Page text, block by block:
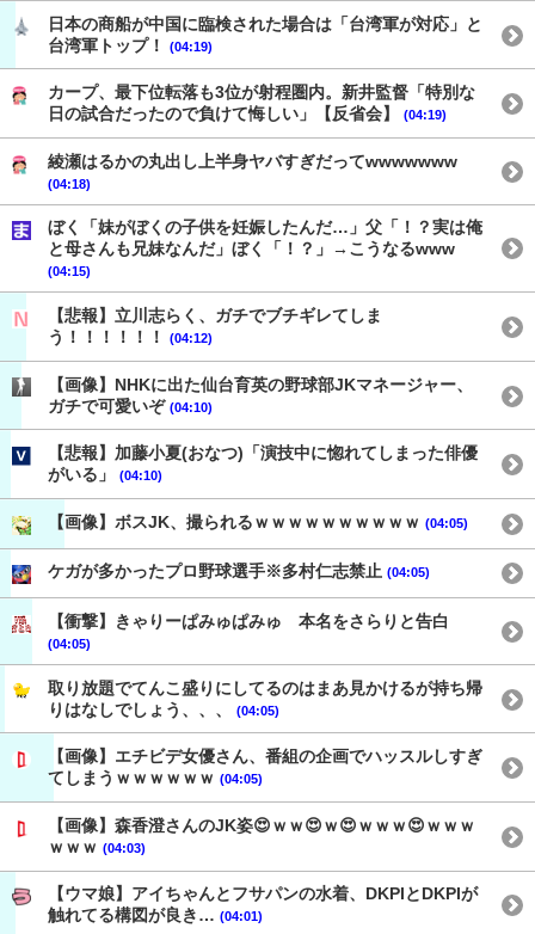
日本の商船が中国に臨検された場合は「台湾軍が対応」と
台湾軍トップ！
(04:19)
カープ、最下位転落も3位が射程圏内。新井監督「特別な
日の試合だったので負けて悔しい」【反省会】
(04:19)
綾瀬はるかの丸出し上半身ヤバすぎだってwwwwwww
(04:18)
ぼく「妹がぼくの子供を妊娠したんだ…」父「！？実は俺
と母さんも兄妹なんだ」ぼく「！？」→こうなるwww
(04:15)
【悲報】立川志らく、ガチでブチギレてしま
う！！！！！！
(04:12)
【画像】NHKに出た仙台育英の野球部JKマネージャー、
ガチで可愛いぞ (04:10)
【悲報】加藤小夏(おなつ)「演技中に惚れてしまった俳優
がいる」
(04:10)
【画像】ボスJK、撮られるｗｗｗｗｗｗｗｗｗｗ (04:05)
ケガが多かったプロ野球選手※多村仁志禁止 (04:05)
【衝撃】きゃりーぱみゅぱみゅ 本名をさらりと告白
(04:05)
取り放題でてんこ盛りにしてるのはまあ見かけるが持ち帰
りはなしでしょう、、、
(04:05)
【画像】エチビデ女優さん、番組の企画でハッスルしすぎ
てしまうｗｗｗｗｗｗ (04:05)
【画像】森香澄さんのJK姿😍ｗｗ😍ｗ😍ｗｗｗ😍ｗｗｗ
ｗｗｗ (04:03)
【ウマ娘】アイちゃんとフサパンの水着、DKPIとDKPIが
触れてる構図が良き… (04:01)